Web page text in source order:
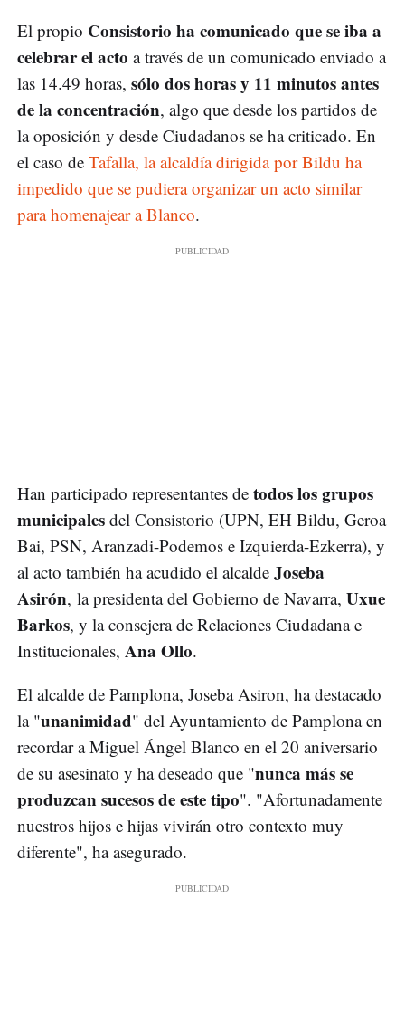
El propio Consistorio ha comunicado que se iba a
celebrar el acto a través de un comunicado enviado a
las 14.49 horas, sólo dos horas y 11 minutos antes
de la concentración, algo que desde los partidos de
la oposición y desde Ciudadanos se ha criticado. En
el caso de Tafalla, la alcaldía dirigida por Bildu ha
impedido que se pudiera organizar un acto similar
para homenajear a Blanco.
Han participado representantes de todos los grupos
municipales del Consistorio (UPN, EH Bildu, Geroa
Bai, PSN, Aranzadi-Podemos e Izquierda-Ezkerra), y
al acto también ha acudido el alcalde Joseba
Asirón, la presidenta del Gobierno de Navarra, Uxue
Barkos, y la consejera de Relaciones Ciudadana e
Institucionales, Ana Ollo.
El alcalde de Pamplona, Joseba Asiron, ha destacado
la "unanimidad" del Ayuntamiento de Pamplona en
recordar a Miguel Ángel Blanco en el 20 aniversario
de su asesinato y ha deseado que "nunca más se
produzcan sucesos de este tipo". "Afortunadamente
nuestros hijos e hijas vivirán otro contexto muy
diferente", ha asegurado.